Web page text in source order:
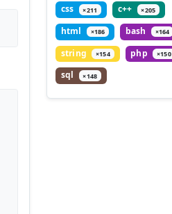
css ×211 c++ ×205
html ×186 bash ×164
string ×154 php ×150
sql ×148